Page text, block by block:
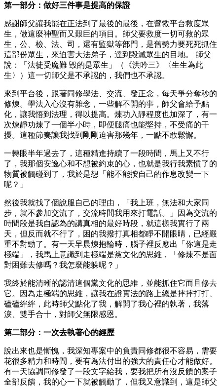
第一部分：做好三件事是提高的保證
感謝師父讓我能在正法到了最後的最後，在營救平台救度眾
生，做這麼神聖而又艱巨的項目。師父要救度一切可救的眾
生，公、檢、法、司，還有監獄等部門，是舊勢力要死死抓住
這部份眾生，來迫害大法弟子，達到毀滅眾生的目地。 師父
說：「法徒受魔難 毀的是眾生」（《洪吟三》〈生生為此
生〉）這一切師父是不承認的，我們也不承認。
來到平台後，跟著同修學法、交流、發正念，每天爭分奪秒的
修煉。學法入心沒有雜念，一些解不開的事，師父會給予點
化，讓我悟到法理，得以提高。煉功入靜程度也加深了，有一
次煉靜功煉了一個半小時，即便腿痛也能堅持，不受痛的干
擾。這種節奏讓我找到剛剛迫害那幾年，一點不敢鬆懈。
一轉眼半年過去了，這種精進持續了一段時間，馬上又不行
了，我那個安逸心和不想被約束的心，也就是我行我素慣了的
物質被觸碰到了，我於是想「能不能按自己的作息改變一下
呢？」
然後我就找了個說服自己的理由，「我上班，無法和大家同
步，就不參加交流了，交流時間我用來打電話。」因為交流的
時間段是我自認為的講真相的最好時段，就這樣我實行了兩
天，但反而就不行了，困的我撥打真相都睜不開眼睛，已經嚴
重不對勁了。有一天早晨煉抱輪時，腦子裡反應出「你這是走
極端」，我馬上意識到走極端是黨文化的思維，「修煉不是面
對困難去修嗎？我怎麼能躲呢？」
我終於能清晰的認清這個黨文化的思維，並能抓住它而且修去
它。因為走極端的思維，讓我在證實法的路上總是摔摔打打、
磕磕絆絆，此時師父點化了我，解開了我心裡的執著，我落
淚、雙手合十，對師父無限感恩。
第二部分：一次去執著心的經歷
說出來也是慚愧，我深知專案中的負責同修都很不容易，需要
花很多精力和時間，要有為法付出的強大的責任心才能做好。
有一天協調同修發了一段文字給我，要我把所有沒反饋的案子
全部反饋，我的心一下就被觸動了，但我又意識到，這是師父